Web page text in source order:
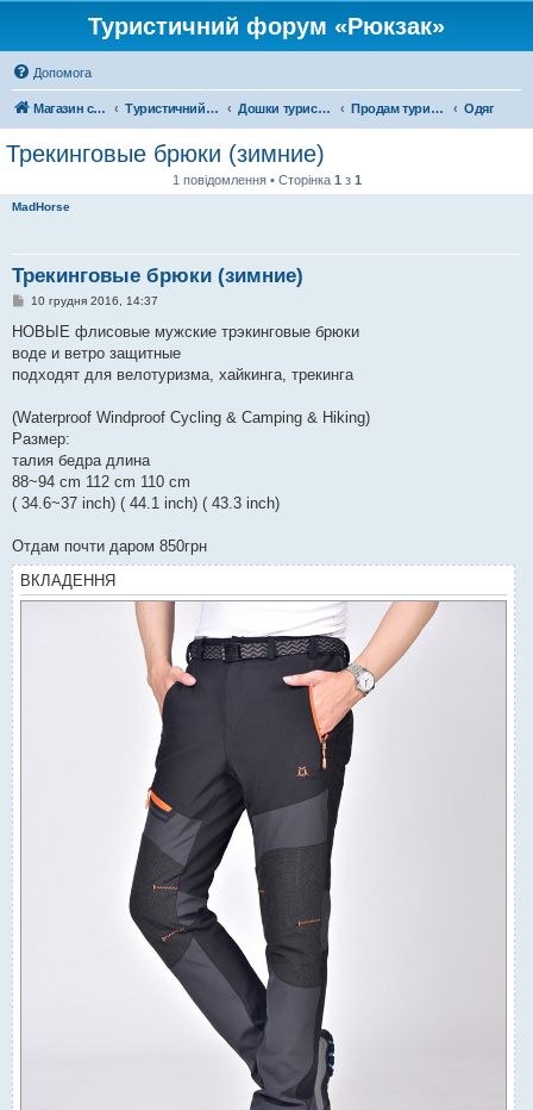
Туристичний форум «Рюкзак»
Допомога
Магазин спорядження Туристичний форум «Рюкзак» Дошки туристичних оголошень Продам туристичне спорядження Одяг
Трекинговые брюки (зимние)
1 повідомлення • Сторінка 1 з 1
MadHorse
Трекинговые брюки (зимние)
П
в
д
о
м
е
н
я
10 грудня 2016, 14:37
НОВЫЕ флисовые мужские трэкинговые брюки
воде и ветро защитные
подходят для велотуризма, хайкинга, трекинга
(Waterproof Windproof Cycling & Camping & Hiking)
Размер:
талия бедра длина
88~94 cm 112 cm 110 cm
( 34.6~37 inch) ( 44.1 inch) ( 43.3 inch)
Отдам почти даром 850грн
ВКЛАДЕННЯ